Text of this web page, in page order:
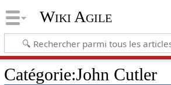
Wiki Agile
Catégorie:John Cutler